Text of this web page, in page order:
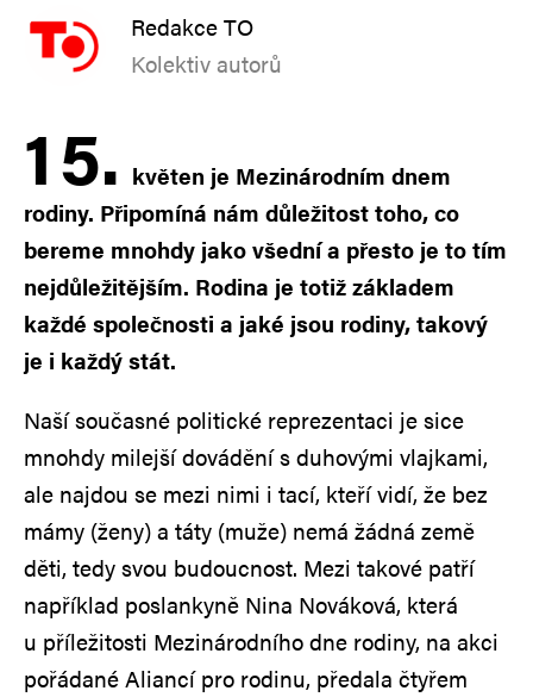
Redakce TO
Kolektiv autorů
15. květen je Mezinárodním dnem
rodiny. Připomíná nám důležitost toho, co
bereme mnohdy jako všední a přesto je to tím
nejdůležitějším. Rodina je totiž základem
každé společnosti a jaké jsou rodiny, takový
je i každý stát.
Naší současné politické reprezentaci je sice
mnohdy milejší dovádění s duhovými vlajkami,
ale najdou se mezi nimi i tací, kteří vidí, že bez
mámy (ženy) a táty (muže) nemá žádná země
děti, tedy svou budoucnost. Mezi takové patří
například poslankyně Nina Nováková, která
u příležitosti Mezinárodního dne rodiny, na akci
pořádané Aliancí pro rodinu, předala čtyřem